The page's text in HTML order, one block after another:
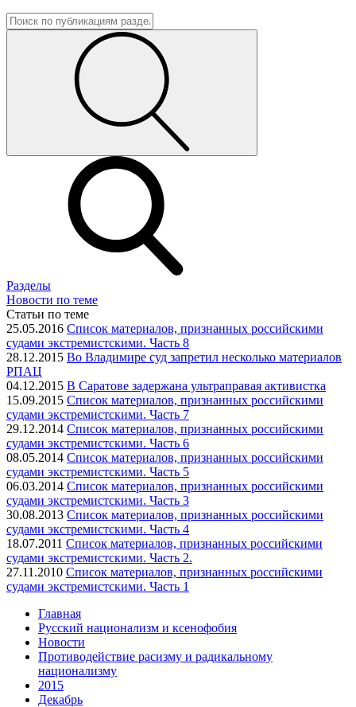
Разделы
Новости по теме
Статьи по теме
25.05.2016 Список материалов, признанных российскими
судами экстремистскими. Часть 8
28.12.2015 Во Владимире суд запретил несколько материалов
РПАЦ
04.12.2015 В Саратове задержана ультраправая активистка
15.09.2015 Список материалов, признанных российскими
судами экстремистскими. Часть 7
29.12.2014 Список материалов, признанных российскими
судами экстремистскими. Часть 6
08.05.2014 Список материалов, признанных российскими
судами экстремистскими. Часть 5
06.03.2014 Список материалов, признанных российскими
судами экстремистскими. Часть 3
30.08.2013 Список материалов, признанных российскими
судами экстремистскими. Часть 4
18.07.2011 Список материалов, признанных российскими
судами экстремистскими. Часть 2.
27.11.2010 Список материалов, признанных российскими
судами экстремистскими. Часть 1
Главная
Русский национализм и ксенофобия
Новости
Противодействие расизму и радикальному
национализму
2015
Декабрь